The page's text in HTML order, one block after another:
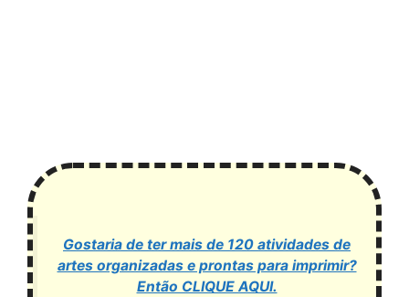
Gostaria de ter mais de 120 atividades de
artes organizadas e prontas para imprimir?
Então CLIQUE AQUI.